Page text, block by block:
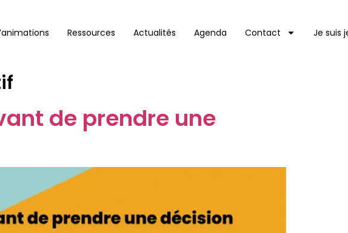
Ressources Actualités Agenda Contact Je suis
de prendre une